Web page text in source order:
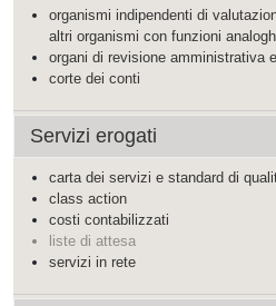
organismi indipendenti di
altri organismi con funzioni
organi di revisione amministrativa
corte dei conti
Servizi erogati
carta dei servizi e standard di
class action
costi contabilizzati
liste di attesa
servizi in rete